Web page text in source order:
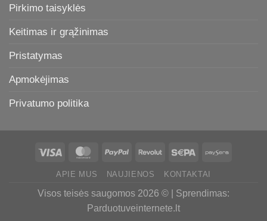
Pirkimo taisyklės
Keitimas ir grąžinimas
Pristatymas
Apmokėjimas
Privatumo politika
APIE MUS NAUJIENOS KONTAKTAI
Visos teisės saugomos 2026 © | Sprendimas:
Parduotuveinternete.lt